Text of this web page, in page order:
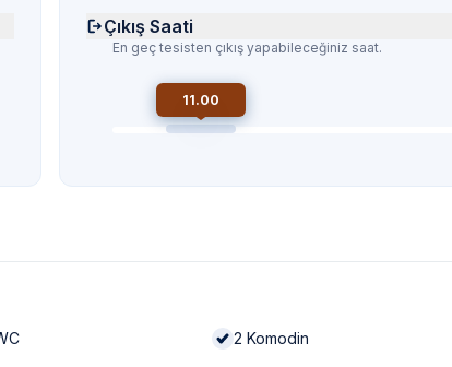
Çıkış Saati
En geç tesisten çıkış yapabileceğiniz saat.
11.00
2 Komodin